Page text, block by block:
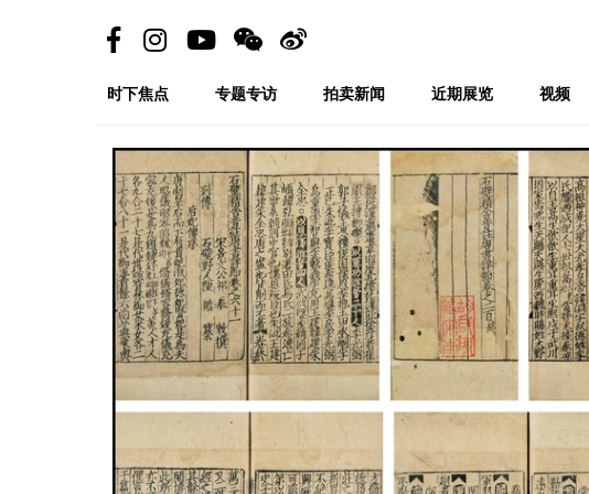
时下焦点 专题专访 拍卖新闻 近期展览 视频